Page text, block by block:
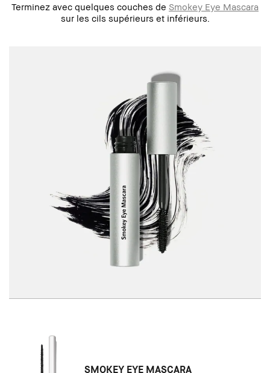
Terminez avec quelques couches de Smokey Eye Mascara
sur les cils supérieurs et inférieurs.
SMOKEY EYE MASCARA